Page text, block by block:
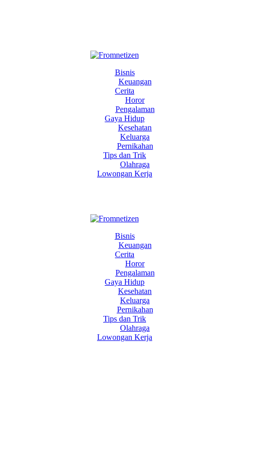
Bisnis
Keuangan
Cerita
Horor
Pengalaman
Gaya Hidup
Kesehatan
Keluarga
Pernikahan
Tips dan Trik
Olahraga
Lowongan Kerja
Bisnis
Keuangan
Cerita
Horor
Pengalaman
Gaya Hidup
Kesehatan
Keluarga
Pernikahan
Tips dan Trik
Olahraga
Lowongan Kerja